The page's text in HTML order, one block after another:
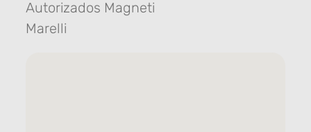
Autorizados Magneti
Marelli